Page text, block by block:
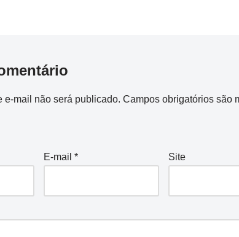
e-mail não será publicado. Campos obrigatórios são
E-mail* Site